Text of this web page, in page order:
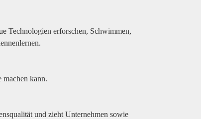
Technologien erforschen, Schwimmen,
machen kann.
und zieht Unternehmen sowie